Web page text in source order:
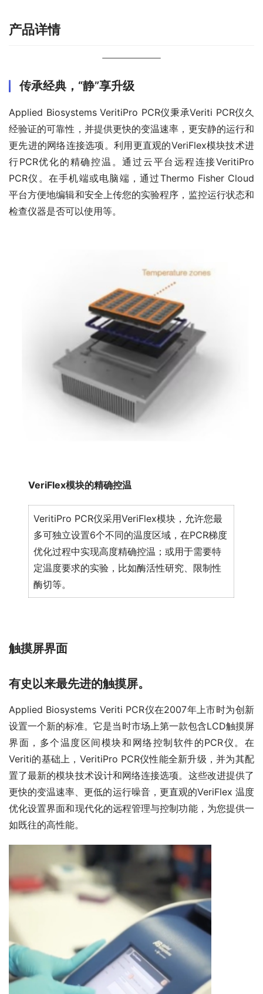
产品详情
传承经典，“静”享升级
Applied Biosystems VeritiPro PCR仪秉承Veriti PCR仪久
经验证的可靠性，并提供更快的变温速率，更安静的运行和
更先进的网络连接选项。利用更直观的VeriFlex模块技术进
行PCR优化的精确控温。通过云平台远程连接VeritiPro
PCR仪。在手机端或电脑端，通过Thermo Fisher Cloud
平台方便地编辑和安全上传您的实验程序，监控运行状态和
检查仪器是否可以使用等。
VeriFlex模块的精确控温
VeritiPro PCR仪采用VeriFlex模块，允许您最
多可独立设置6个不同的温度区域，在PCR梯度
优化过程中实现高度精确控温；或用于需要特
定温度要求的实验，比如酶活性研究、限制性
酶切等。
触摸屏界面
有史以来最先进的触摸屏。
Applied Biosystems Veriti PCR仪在2007年上市时为创新
设置一个新的标准。它是当时市场上第一款包含LCD触摸屏
界面，多个温度区间模块和网络控制软件的PCR仪。在
Veriti的基础上，VeritiPro PCR仪性能全新升级，并为其配
置了最新的模块技术设计和网络连接选项。这些改进提供了
更快的变温速率、更低的运行噪音，更直观的VeriFlex 温度
优化设置界面和现代化的远程管理与控制功能，为您提供一
如既往的高性能。